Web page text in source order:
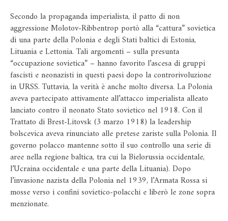
Secondo la propaganda imperialista, il patto di non
aggressione Molotov-Ribbentrop portò alla “cattura” sovietica
di una parte della Polonia e degli Stati baltici di Estonia,
Lituania e Lettonia. Tali argomenti – sulla presunta
“occupazione sovietica” – hanno favorito l’ascesa di gruppi
fascisti e neonazisti in questi paesi dopo la controrivoluzione
in URSS. Tuttavia, la verità è anche molto diversa. La Polonia
aveva partecipato attivamente all’attacco imperialista alleato
lanciato contro il neonato Stato sovietico nel 1918. Con il
Trattato di Brest-Litovsk (3 marzo 1918) la leadership
bolscevica aveva rinunciato alle pretese zariste sulla Polonia. Il
governo polacco mantenne sotto il suo controllo una serie di
aree nella regione baltica, tra cui la Bielorussia occidentale,
l’Ucraina occidentale e una parte della Lituania). Dopo
l’invasione nazista della Polonia nel 1939, l’Armata Rossa si
mosse verso i confini sovietico-polacchi e liberò le zone sopra
menzionate.